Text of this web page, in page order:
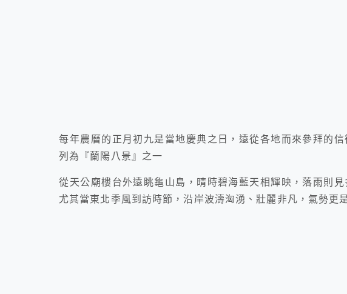
每年農曆的正月初九是當地慶典之日，遠從各地而來參拜的
列為『蘭陽八景』之一
從天公廟樓台外遠眺龜山島，晴時碧海藍天相輝映，落雨則
尤其當東北季風到訪時節，沿岸波濤洶湧、壯麗非凡，氣勢更